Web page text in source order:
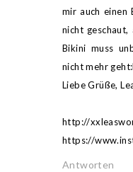
mir auch einen
nicht
Bikini muss
nicht mehr
Liebe Grüße,
http://
https://
Antworten